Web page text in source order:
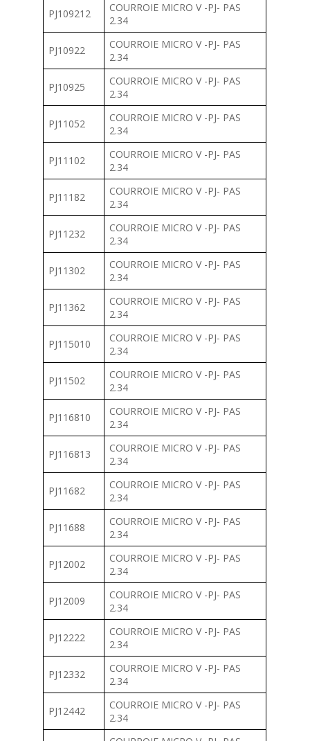
PJ109212
COURROIE MICRO V -PJ- PAS
2.34
PJ10922
COURROIE MICRO V -PJ- PAS
2.34
PJ10925
COURROIE MICRO V -PJ- PAS
2.34
PJ11052
COURROIE MICRO V -PJ- PAS
2.34
PJ11102
COURROIE MICRO V -PJ- PAS
2.34
PJ11182
COURROIE MICRO V -PJ- PAS
2.34
PJ11232
COURROIE MICRO V -PJ- PAS
2.34
PJ11302
COURROIE MICRO V -PJ- PAS
2.34
PJ11362
COURROIE MICRO V -PJ- PAS
2.34
PJ115010
COURROIE MICRO V -PJ- PAS
2.34
PJ11502
COURROIE MICRO V -PJ- PAS
2.34
PJ116810
COURROIE MICRO V -PJ- PAS
2.34
PJ116813
COURROIE MICRO V -PJ- PAS
2.34
PJ11682
COURROIE MICRO V -PJ- PAS
2.34
PJ11688
COURROIE MICRO V -PJ- PAS
2.34
PJ12002
COURROIE MICRO V -PJ- PAS
2.34
PJ12009
COURROIE MICRO V -PJ- PAS
2.34
PJ12222
COURROIE MICRO V -PJ- PAS
2.34
PJ12332
COURROIE MICRO V -PJ- PAS
2.34
PJ12442
COURROIE MICRO V -PJ- PAS
2.34